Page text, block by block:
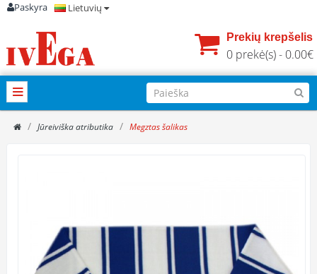
Paskyra Lietuvių
Prekių krepšelis
0 prekė(s) - 0.00€
Jūreiviška atributika Megztas šalikas